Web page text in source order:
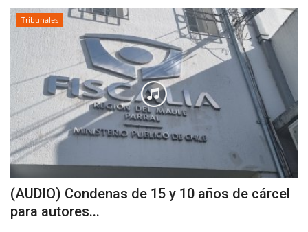
Tribunales
(AUDIO) Condenas de 15 y 10 años de cárcel
para autores...